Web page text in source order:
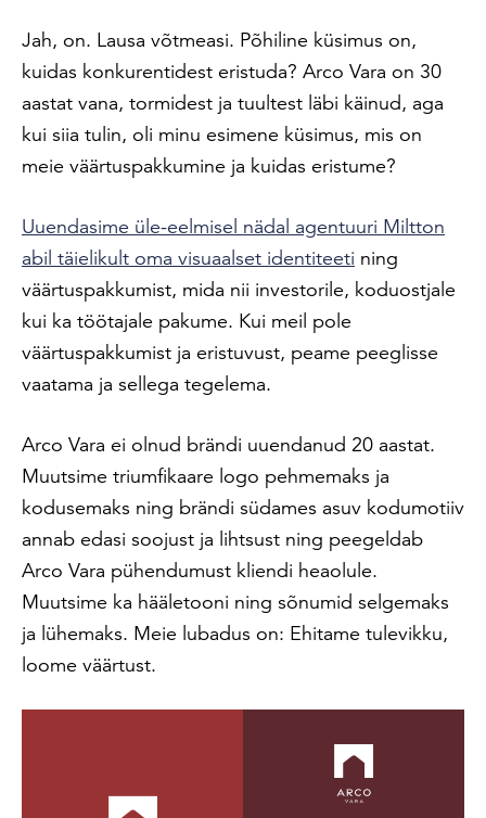
Jah, on. Lausa võtmeasi. Põhiline küsimus on,
kuidas konkurentidest eristuda? Arco Vara on 30
aastat vana, tormidest ja tuultest läbi käinud, aga
kui siia tulin, oli minu esimene küsimus, mis on
meie väärtuspakkumine ja kuidas eristume?
Uuendasime üle-eelmisel nädal agentuuri Miltton
abil täielikult oma visuaalset identiteeti ning
väärtuspakkumist, mida nii investorile, koduostjale
kui ka töötajale pakume. Kui meil pole
väärtuspakkumist ja eristuvust, peame peeglisse
vaatama ja sellega tegelema.
Arco Vara ei olnud brändi uuendanud 20 aastat.
Muutsime triumfikaare logo pehmemaks ja
kodusemaks ning brändi südames asuv kodumotiiv
annab edasi soojust ja lihtsust ning peegeldab
Arco Vara pühendumust kliendi heaolule.
Muutsime ka hääletooni ning sõnumid selgemaks
ja lühemaks. Meie lubadus on: Ehitame tulevikku,
loome väärtust.